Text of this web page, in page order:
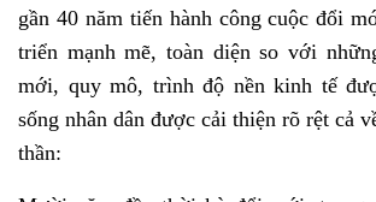
gần 40 năm tiến hành công cuộc đổi
triển mạnh mẽ, toàn diện so với
mới, quy mô, trình độ nền kinh tế
sống nhân dân được cải thiện rõ rệt cả
thần: